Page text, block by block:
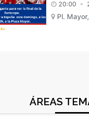
20:00 -
Pl.
ÁREAS